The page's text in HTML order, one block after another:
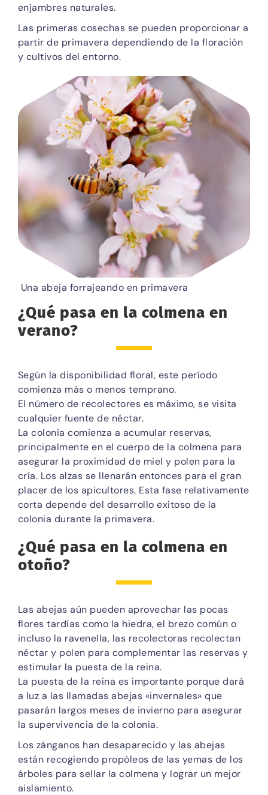
enjambres naturales.
Las primeras cosechas se pueden proporcionar a
partir de primavera dependiendo de la floración
y cultivos del entorno.
Una abeja forrajeando en primavera
¿Qué pasa en la colmena en
verano?
Según la disponibilidad floral, este período
comienza más o menos temprano.
El número de recolectores es máximo, se visita
cualquier fuente de néctar.
La colonia comienza a acumular reservas,
principalmente en el cuerpo de la colmena para
asegurar la proximidad de miel y polen para la
cría. Los alzas se llenarán entonces para el gran
placer de los apicultores. Esta fase relativamente
corta depende del desarrollo exitoso de la
colonia durante la primavera.
¿Qué pasa en la colmena en
otoño?
Las abejas aún pueden aprovechar las pocas
flores tardías como la hiedra, el brezo común o
incluso la ravenella, las recolectoras recolectan
néctar y polen para complementar las reservas y
estimular la puesta de la reina.
La puesta de la reina es importante porque dará
a luz a las llamadas abejas «invernales» que
pasarán largos meses de invierno para asegurar
la supervivencia de la colonia.
Los zánganos han desaparecido y las abejas
están recogiendo propóleos de las yemas de los
árboles para sellar la colmena y lograr un mejor
aislamiento.